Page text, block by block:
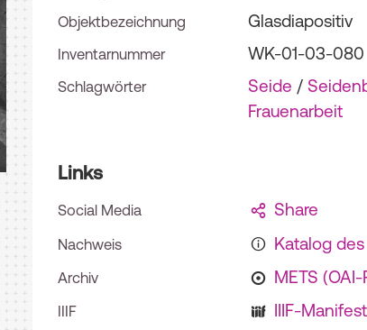
Objektbezeichnung Glasdiapositiv
Inventarnummer WK-01-03-080
Schlagwörter Seide /
Frauenarbeit
Links
Social Media Share
Nachweis Katalog
Archiv METS (OAI-
IIIF IIIF-Manifest